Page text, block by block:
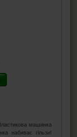
машинка
набиває гільзи!